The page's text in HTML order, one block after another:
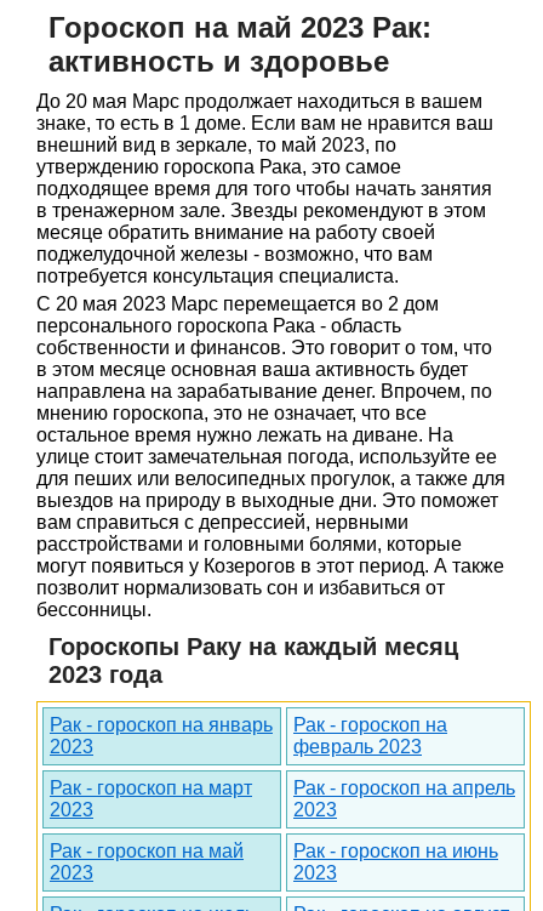
Гороскоп на май 2023 Рак:
активность и здоровье
До 20 мая Марс продолжает находиться в вашем
знаке, то есть в 1 доме. Если вам не нравится ваш
внешний вид в зеркале, то май 2023, по
утверждению гороскопа Рака, это самое
подходящее время для того чтобы начать занятия
в тренажерном зале. Звезды рекомендуют в этом
месяце обратить внимание на работу своей
поджелудочной железы - возможно, что вам
потребуется консультация специалиста.
С 20 мая 2023 Марс перемещается во 2 дом
персонального гороскопа Рака - область
собственности и финансов. Это говорит о том, что
в этом месяце основная ваша активность будет
направлена на зарабатывание денег. Впрочем, по
мнению гороскопа, это не означает, что все
остальное время нужно лежать на диване. На
улице стоит замечательная погода, используйте ее
для пеших или велосипедных прогулок, а также для
выездов на природу в выходные дни. Это поможет
вам справиться с депрессией, нервными
расстройствами и головными болями, которые
могут появиться у Козерогов в этот период. А также
позволит нормализовать сон и избавиться от
бессонницы.
Гороскопы Раку на каждый месяц
2023 года
Рак - гороскоп на январь
2023
Рак - гороскоп на
февраль 2023
Рак - гороскоп на март
2023
Рак - гороскоп на апрель
2023
Рак - гороскоп на май
2023
Рак - гороскоп на июнь
2023